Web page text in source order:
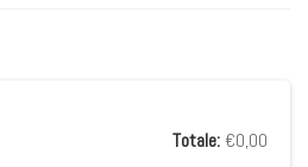
Totale: €0,00